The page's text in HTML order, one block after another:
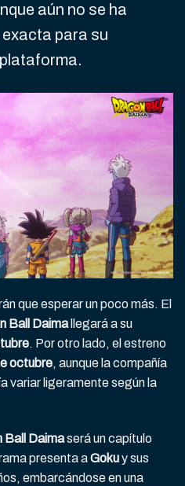
aún no se ha
para su
que esperar un poco más. El
Ball Daimallegará a su
. Por otro lado, el estreno
octubre, aunque la compañía
variar ligeramente según la
Ball Daimaserá un capítulo
presenta aGokuy sus
embarcándose en una